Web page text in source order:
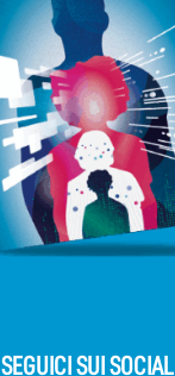
SEGUICI SUI SOCIAL